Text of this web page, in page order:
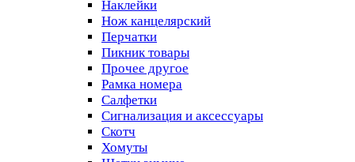
Наклейки
Нож канцелярский
Перчатки
Пикник товары
Прочее другое
Рамка номера
Салфетки
Сигнализация и аксессуары
Скотч
Хомуты